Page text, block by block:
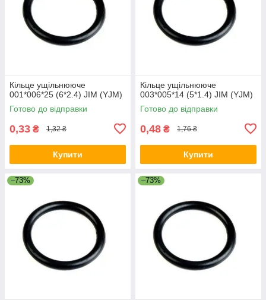
Кільце ущільнююче
001*006*25 (6*2.4) JIM (YJM)
Готово до відправки
0,33 ₴ 1,32 ₴
Купити
Кільце ущільнююче
003*005*14 (5*1.4) JIM (YJM)
Готово до відправки
0,48 ₴ 1,76 ₴
Купити
–73% –73%